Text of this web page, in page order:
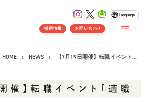
Language
採用情報 お問い合わせ
HOME NEWS 【7月19日開催】転職イベント...
催】転職イベント「適職